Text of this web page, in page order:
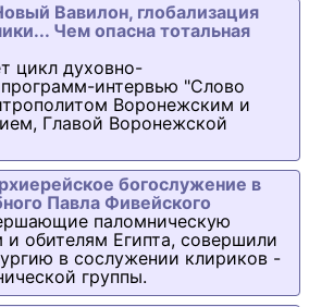
Вавилон, глобализация
Чем опасна тотальная
цикл духовно-
программ-интервью "Слово
Воронежским и
Главой Воронежской
богослужение в
Павла Фивейского
паломническую
обителям Египта, совершили
в сослужении клириков -
группы.